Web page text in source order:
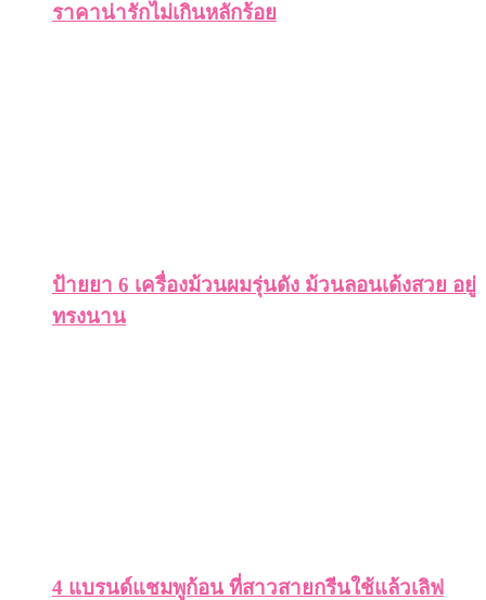
ราคาน่ารักไม่เกินหลักร้อย
ป้ายยา 6 เครื่องม้วนผมรุ่นดัง ม้วนลอนเด้งสวย อยู่
ทรงนาน
4 แบรนด์แชมพูก้อน ที่สาวสายกรีนใช้แล้วเลิฟ